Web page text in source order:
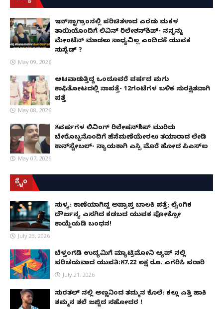
ಇನ್​ಸ್ಟಾಗ್ರಾಂನಲ್ಲಿ ಪರಿಚಿತಳಾದ ಎರಡು ಮಕ್ಕಳ
ತಾಯಿಯೊಂದಿಗೆ ಲಿವಿನ್ ರಿಲೇಶನ್​ಶಿಪ್- ನನ್ನನ್ನು
ಮೇಂಟೆನ್ ಮಾಡಲು ಸಾಧ್ಯವಿಲ್ಲ ಎಂದಿದಕ್ಕೆ ಯುವಕ
ಸುಸೈಡ್ ?
May 09, 2026
ಆಟವಾಡುತ್ತಿದ್ದ ಒಂದೂವರೆ ವರ್ಷದ ಮಗು
ಕಾಫಿತೋಟದಲ್ಲಿ ನಾಪತ್ತೆ- 12ಗಂಟೆಗಳ ಬಳಿಕ ಸುರಕ್ಷಿತವಾಗಿ
ಪತ್ತೆ
May 08, 2026
8ವರ್ಷಗಳ ಲಿವಿಂಗ್‌ ರಿಲೇಷನ್‌ಶಿಪ್ ಮುರಿದು
ಬೇರೊಬ್ಬನೊಂದಿಗೆ ಹೆಸೆಮಣೆಯೇರಲು ತಯಾರಾದ ಲೇಡಿ
ಕಾನ್‌ಸ್ಟೇಬಲ್- ನ್ಯಾಯಕ್ಕಾಗಿ ಎಸ್ಪಿ ಮೊರೆ ಹೋದ ಪಿಎಸ್ಐ
May 07, 2026
ಕ್ರೈಂ
ಸುಳ್ಯ: ಕಾಣೆಯಾಗಿದ್ದ ಅಪ್ರಾಪ್ತ ಬಾಲಕಿ ಪತ್ತೆ; ಲೈಂಗಿಕ
ದೌರ್ಜನ್ಯ ಎಸಗಿದ ಕಡಬದ ಯುವಕ ಪೋಕ್ಸೋ
ಕಾಯ್ದೆಯಡಿ ಬಂಧನ!
July 23, 2026
ಬೆಳ್ತಂಗಡಿ ಉದ್ಯಮಿಗೆ ಮ್ಯಾಟ್ರಿಮೋನಿ ಆ್ಯಪ್ ನಲ್ಲಿ
ಪರಿಚಯವಾದ ಯುವತಿ:87.22 ಲಕ್ಷ ರೂ. ಎಗರಿಸಿ ಪರಾರಿ
July 21, 2026
ಸುರತ್ಕಲ್ ನಲ್ಲಿ ಅಣ್ಣನಿಂದ ತಮ್ಮನ ಕೊಲೆ: ಕಲ್ಲು ಎತ್ತಿ ಹಾಕಿ
ತಮ್ಮನ ತಲೆ ಜಜ್ಜಿದ ಸಹೋದರ !